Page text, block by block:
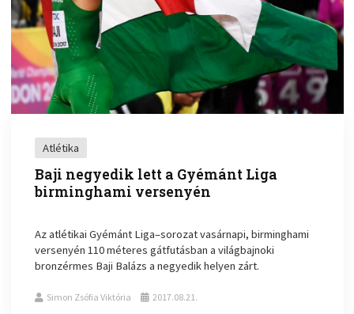
Atlétika
Baji negyedik lett a Gyémánt Liga
birminghami versenyén
Az atlétikai Gyémánt Liga–sorozat vasárnapi, birminghami
versenyén 110 méteres gátfutásban a világbajnoki
bronzérmes Baji Balázs a negyedik helyen zárt.
Simon Zsófia Viktória 2017.08.21.